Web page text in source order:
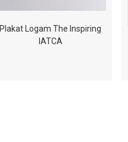
Plakat Logam The Inspiring
IATCA